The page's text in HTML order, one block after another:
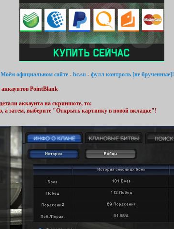
официальном сайте- bc.su- фулл контроль [не брученные]!
PointBlank
аккаунта на скриншоте, то:
затем, выберите "Открыть картинку в новой вкладке"!